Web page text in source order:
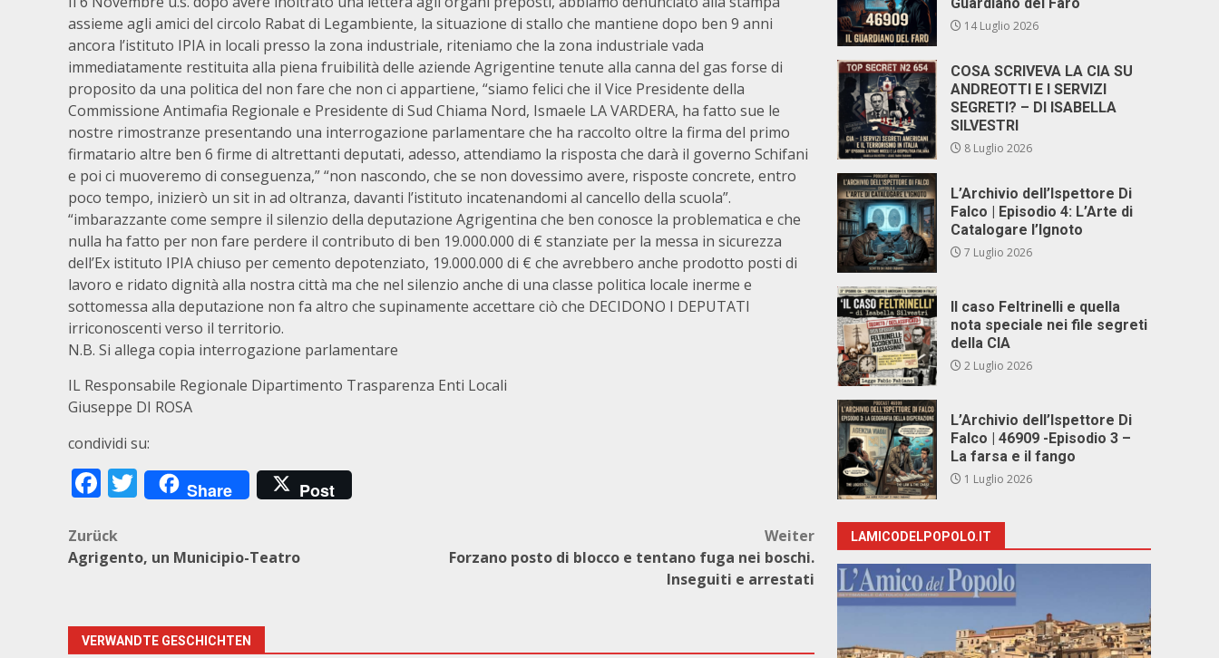
assieme agli amici del circolo Rabat di Legambiente, la situazione di stallo che mantiene dopo ben 9 anni
ancora l’istituto IPIA in locali presso la zona industriale, riteniamo che la zona industriale vada
immediatamente restituita alla piena fruibilità delle aziende Agrigentine tenute alla canna del gas forse di
proposito da una politica del non fare che non ci appartiene, “siamo felici che il Vice Presidente della
Commissione Antimafia Regionale e Presidente di Sud Chiama Nord, Ismaele LA VARDERA, ha fatto sue le
nostre rimostranze presentando una interrogazione parlamentare che ha raccolto oltre la firma del primo
firmatario altre ben 6 firme di altrettanti deputati, adesso, attendiamo la risposta che darà il governo Schifani
e poi ci muoveremo di conseguenza,” “non nascondo, che se non dovessimo avere, risposte concrete, entro
poco tempo, inizierò un sit in ad oltranza, davanti l’istituto incatenandomi al cancello della scuola”.
“imbarazzante come sempre il silenzio della deputazione Agrigentina che ben conosce la problematica e che
nulla ha fatto per non fare perdere il contributo di ben 19.000.000 di € stanziate per la messa in sicurezza
dell’Ex istituto IPIA chiuso per cemento depotenziato, 19.000.000 di € che avrebbero anche prodotto posti di
lavoro e ridato dignità alla nostra città ma che nel silenzio anche di una classe politica locale inerme e
sottomessa alla deputazione non fa altro che supinamente accettare ciò che DECIDONO I DEPUTATI
irriconoscenti verso il territorio.
N.B. Si allega copia interrogazione parlamentare
IL Responsabile Regionale Dipartimento Trasparenza Enti Locali
Giuseppe DI ROSA
condividi su:
Facebook
Twitter
Share Post
Beitragsnavigation
Zurück
Agrigento, un Municipio-Teatro
Weiter
Forzano posto di blocco e tentano fuga nei boschi.
Inseguiti e arrestati
VERWANDTE GESCHICHTEN
14 Luglio 2026
COSA SCRIVEVA LA CIA SU
ANDREOTTI E I SERVIZI
SEGRETI? – DI ISABELLA
SILVESTRI
8 Luglio 2026
L’Archivio dell’Ispettore Di
Falco | Episodio 4: L’Arte di
Catalogare l’Ignoto
7 Luglio 2026
Il caso Feltrinelli e quella
nota speciale nei file segreti
della CIA
2 Luglio 2026
L’Archivio dell’Ispettore Di
Falco | 46909 -Episodio 3 –
La farsa e il fango
1 Luglio 2026
LAMICODELPOPOLO.IT